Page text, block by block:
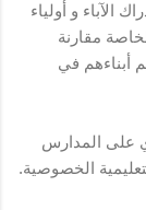
و أولياء
مقارنة
أبناءهم في
على المدارس
الخصوصية.